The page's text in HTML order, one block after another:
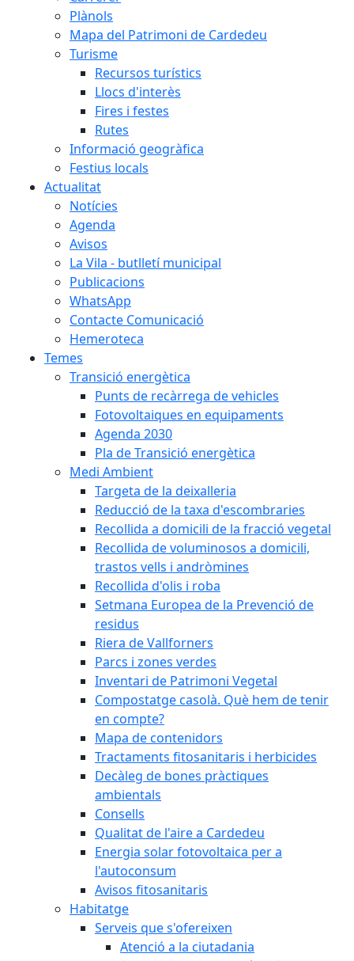
Plànols
Mapa del Patrimoni de Cardedeu
Turisme
Recursos turístics
Llocs d'interès
Fires i festes
Rutes
Informació geogràfica
Festius locals
Actualitat
Notícies
Agenda
Avisos
La Vila - butlletí municipal
Publicacions
WhatsApp
Contacte Comunicació
Hemeroteca
Temes
Transició energètica
Punts de recàrrega de vehicles
Fotovoltaiques en equipaments
Agenda 2030
Pla de Transició energètica
Medi Ambient
Targeta de la deixalleria
Reducció de la taxa d'escombraries
Recollida a domicili de la fracció vegetal
Recollida de voluminosos a domicili,
trastos vells i andròmines
Recollida d'olis i roba
Setmana Europea de la Prevenció de
residus
Riera de Vallforners
Parcs i zones verdes
Inventari de Patrimoni Vegetal
Compostatge casolà. Què hem de tenir
en compte?
Mapa de contenidors
Tractaments fitosanitaris i herbicides
Decàleg de bones pràctiques
ambientals
Consells
Qualitat de l'aire a Cardedeu
Energia solar fotovoltaica per a
l'autoconsum
Avisos fitosanitaris
Habitatge
Serveis que s'ofereixen
Atenció a la ciutadania